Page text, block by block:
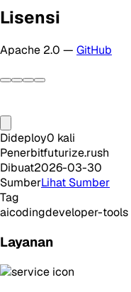
Lisensi
Apache 2.0 — GitHub
Dideploy0 kali
Penerbitfuturize.rush
Dibuat2026-03-30
SumberLihat Sumber
Tag
aicodingdeveloper-tools
Layanan